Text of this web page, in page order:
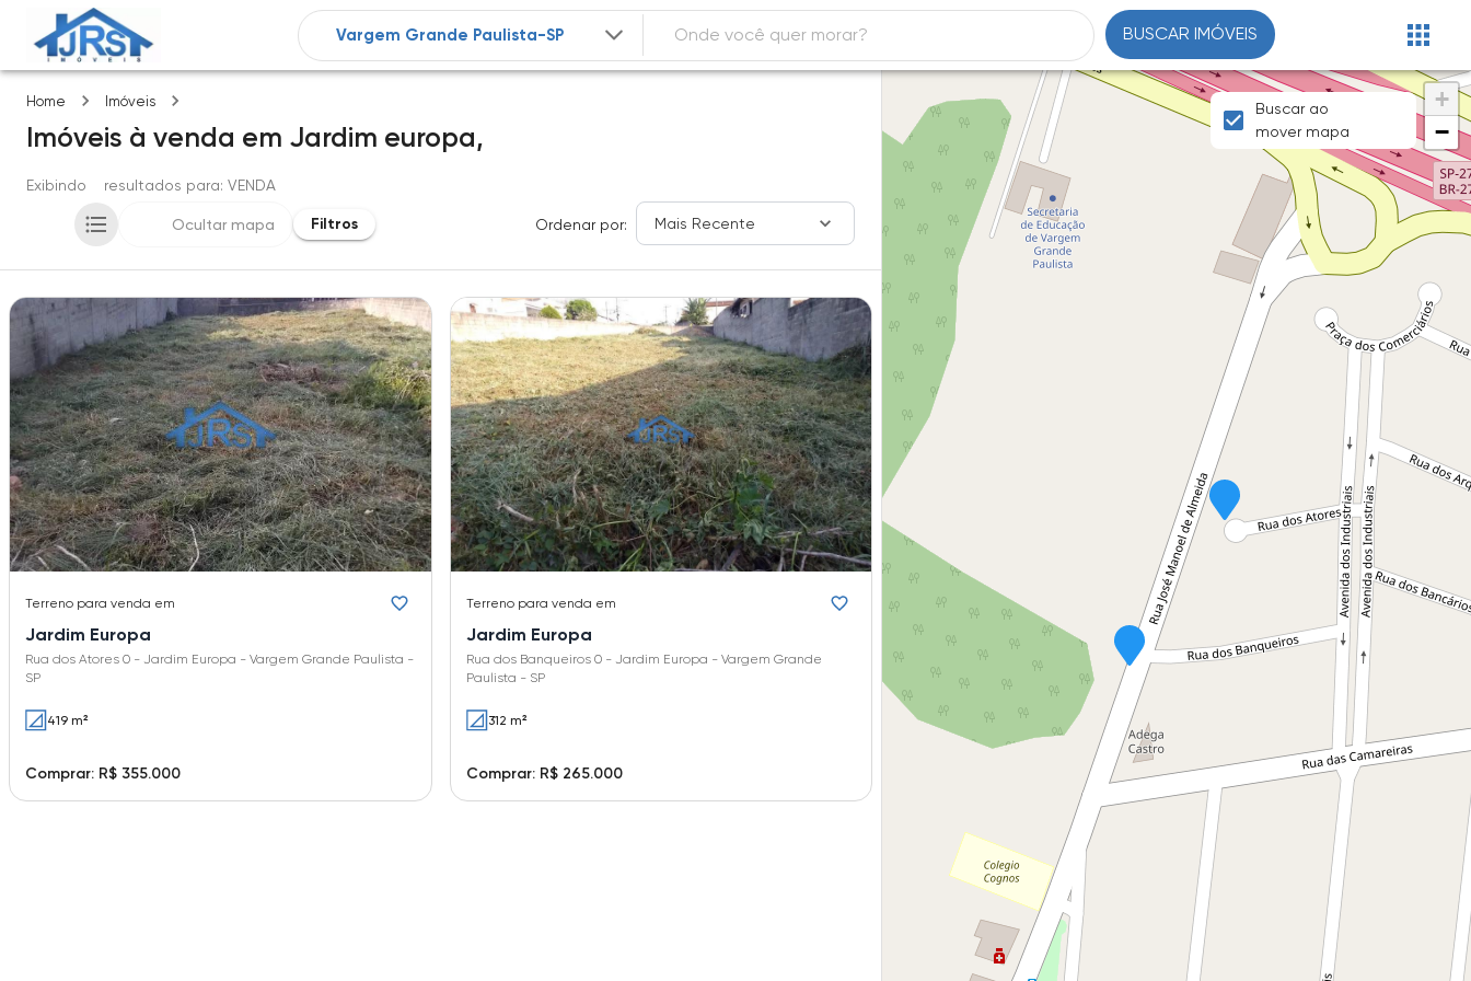
BUSCAR IMÓVEIS
Home Imóveis
Imóveis à venda em Jardim europa,
Exibindo resultados para: VENDA
Ocultar mapa Filtros Ordenar por: Mais Recente
Terreno para venda em
Jardim Europa
Rua dos Atores 0 - Jardim Europa - Vargem Grande Paulista -
SP
419 m²
Comprar: R$ 355.000
Terreno para venda em
Jardim Europa
Rua dos Banqueiros 0 - Jardim Europa - Vargem Grande
Paulista - SP
312 m²
Comprar: R$ 265.000
+
−
Buscar ao
mover mapa